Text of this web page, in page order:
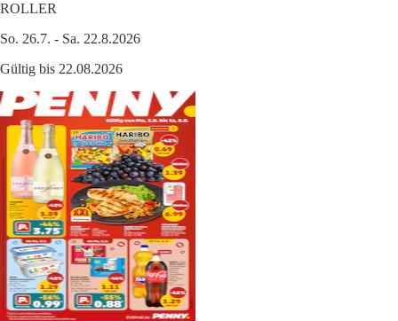
ROLLER
So. 26.7. - Sa. 22.8.2026
Gültig bis 22.08.2026